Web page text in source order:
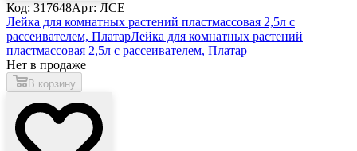
Код: 317648Арт: ЛСЕ
Лейка для комнатных растений пластмассовая 2,5л с
рассеивателем, ПлатарЛейка для комнатных растений
пластмассовая 2,5л с рассеивателем, Платар
Нет в продаже
В корзину